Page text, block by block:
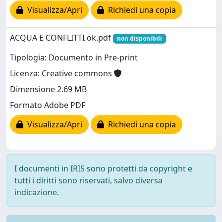
Visualizza/Apri
Richiedi una copia
ACQUA E CONFLITTI ok.pdf non disponibili
Tipologia: Documento in Pre-print
Licenza: Creative commons
Dimensione 2.69 MB
Formato Adobe PDF
Visualizza/Apri
Richiedi una copia
I documenti in IRIS sono protetti da copyright e
tutti i diritti sono riservati, salvo diversa
indicazione.